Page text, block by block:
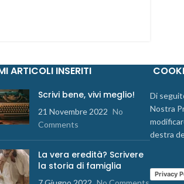
ARTICOLI INSERITI
Scrivi bene, vivi meglio!
21 Novembre 2022 No
Comments
La vera eredità? Scrivere
la storia di famiglia
Di
Nostra
destra
Privacy